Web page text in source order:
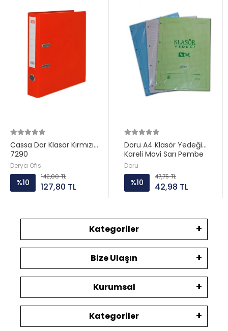
Cassa Dar Klasör Kırmızı
7290
Derya Ofis
%10
142,00 TL
127,80 TL
Doru A4 Klasör Yedeği
Kareli Mavi Sarı Pembe
Yeşil
Doru
%10
47,75 TL
42,98 TL
Kategoriler
Bize Ulaşın
Kurumsal
Kategoriler